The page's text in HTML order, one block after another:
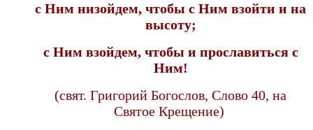
с Ним низойдем, чтобы с Ним взойти и на
высоту;
с Ним взойдем, чтобы и прославиться с
Ним!
(свят. Григорий Богослов, Слово 40, на
Святое Крещение)